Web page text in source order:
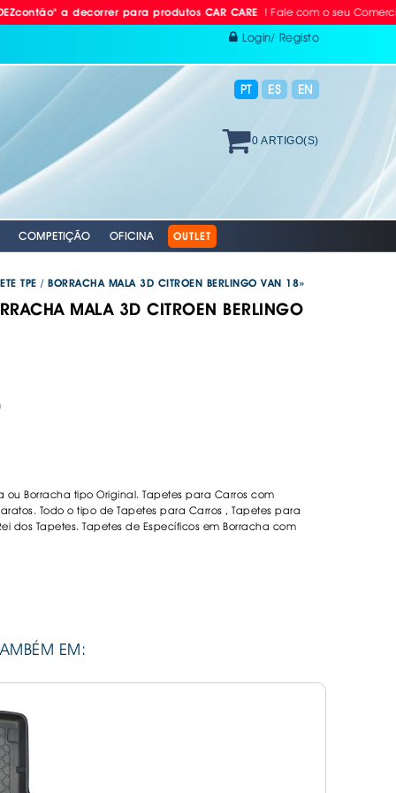
a decorrer para produtos CAR CARE! Fale com o seu Comercial ou
Login/ Registo
PT ES EN
0 ARTIGO(S)
COMPETIÇÃO OFICINA
TPMS
PNEUS
OUTLET
EBC
DISCOS EBC
TPE / BORRACHA MALA 3D CITROEN BERLINGO VAN 18»
MALA 3D CITROEN BERLINGO
ou Borracha tipo Original. Tapetes para Carros com
Todo o tipo de Tapetes para Carros , Tapetes para
dos Tapetes. Tapetes de Específicos em Borracha com
EM: